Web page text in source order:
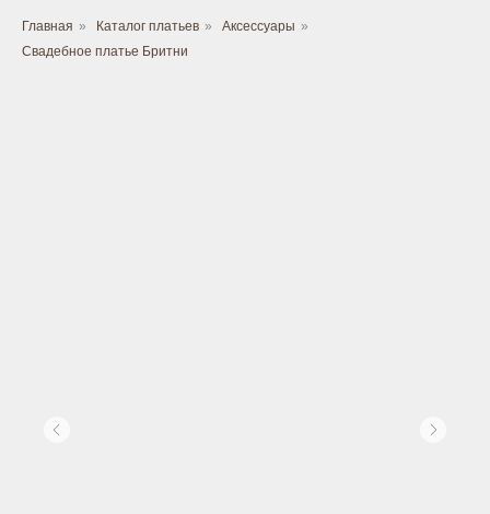
Главная » Каталог платьев » Аксессуары »
Свадебное платье Бритни